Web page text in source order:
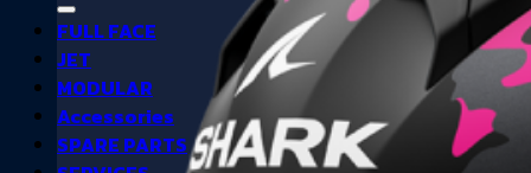
FULL FACE
JET
MODULAR
Accessories
SPARE PARTS